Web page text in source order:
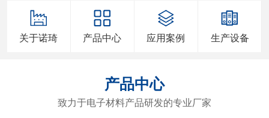
关于诺琦 产品中心 应用案例 生产设备
产品中心
致力于电子材料产品研发的专业厂家